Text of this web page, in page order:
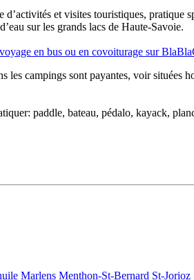
d’activités et visites touristiques, pratique
sur les grands lacs de Haute-Savoie.
en bus ou en covoiturage sur
les campings sont payantes, voir situées
paddle, bateau, pédalo, kayack,
Marlens Menthon-St-Bernard St-Jorioz